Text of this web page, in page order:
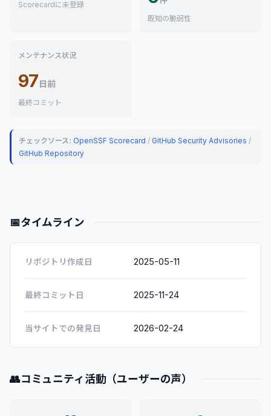
Scorecardに未登録
既知の脆弱性
メンテナンス状況
97日前
最終コミット
チェックソース: OpenSSF Scorecard / GitHub Security Advisories /
GitHub Repository
📅タイムライン
リポジトリ作成日 2025-05-11
最終コミット日 2025-11-24
当サイトでの発見日 2026-02-24
👥コミュニティ活動（ユーザーの声）